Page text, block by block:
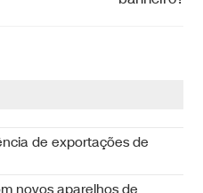
de exportações de